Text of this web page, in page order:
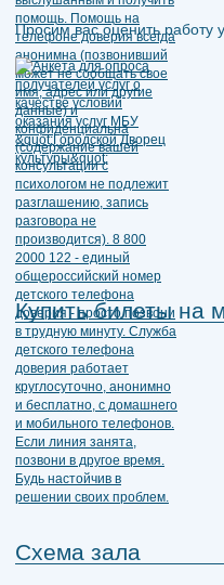
Просим вас оценить работу
Купить билеты на
Схема зала